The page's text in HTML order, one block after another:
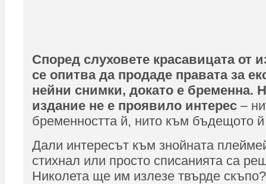
Според слуховете красавицата от
се опитва да продаде правата за
нейни снимки, докато е бременна.
издание не е проявило интерес –
бременността й, нито към бъдещото й
Дали интересът към знойната
стихнал или просто списанията са
Николета ще им излезе твърде скъпо?